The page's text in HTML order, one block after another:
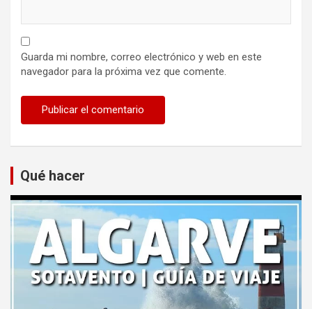
Guarda mi nombre, correo electrónico y web en este
navegador para la próxima vez que comente.
Qué hacer